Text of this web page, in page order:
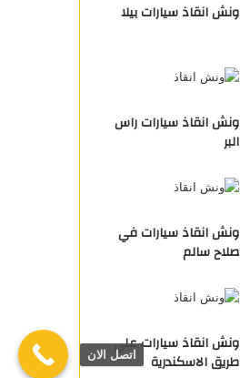
ونش انقاذ سيارات بيلا
ونش انقاذ سيارات راس
البر
ونش انقاذ سيارات في
صلاح سالم
ونش انقاذ سيارات علي
طريق الاسكندرية
اتصل الان